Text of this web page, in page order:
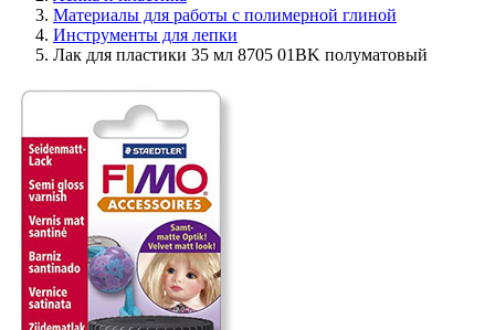
Материалы для работы с полимерной глиной
Инструменты для лепки
Лак для пластики 35 мл 8705 01BK полуматовый